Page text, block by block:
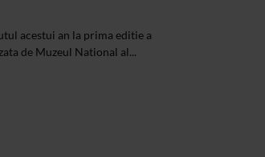
acestui an la prima editie a
de Muzeul National al...